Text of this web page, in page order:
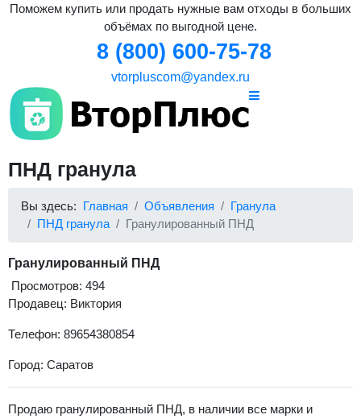
Поможем купить или продать нужные вам отходы в больших
объёмах по выгодной цене.
8 (800) 600-75-78
vtorpluscom@yandex.ru
ПНД гранула
Вы здесь: Главная Объявления
Гранула
ПНД гранула
Гранулированный ПНД
Гранулированный ПНД
Просмотров: 494
Продавец: Виктория
Телефон: 89654380854
Город: Саратов
Продаю гранулированный ПНД, в наличии все марки и